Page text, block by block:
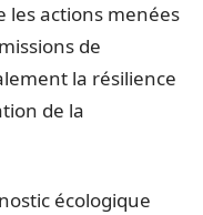
les actions menées
de
la résilience
de la
écologique